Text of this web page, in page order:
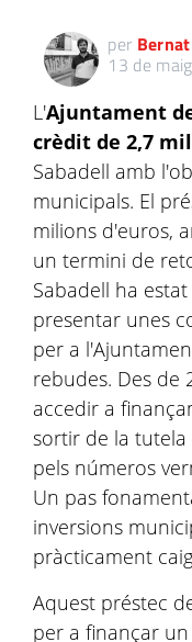
per
13 de
L'Ajuntament
crèdit de 2,7
Sabadell amb
municipals. El
milions d'euros,
un termini de
Sabadell ha
presentar unes
per a
rebudes. Des de
accedir a
sortir de la
pels números
Un pas
inversions
pràcticament
Aquest préstec
per a finançar